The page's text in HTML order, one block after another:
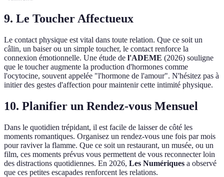
9. Le Toucher Affectueux
Le contact physique est vital dans toute relation. Que ce soit un
câlin, un baiser ou un simple toucher, le contact renforce la
connexion émotionnelle. Une étude de l'ADEME (2026) souligne
que le toucher augmente la production d'hormones comme
l'ocytocine, souvent appelée "l'hormone de l'amour". N'hésitez pas à
initier des gestes d'affection pour maintenir cette intimité physique.
10. Planifier un Rendez-vous Mensuel
Dans le quotidien trépidant, il est facile de laisser de côté les
moments romantiques. Organisez un rendez-vous une fois par mois
pour raviver la flamme. Que ce soit un restaurant, un musée, ou un
film, ces moments prévus vous permettent de vous reconnecter loin
des distractions quotidiennes. En 2026, Les Numériques a observé
que ces petites escapades renforcent les relations.